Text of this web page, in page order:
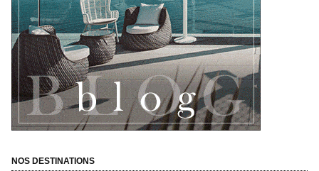
NOS DESTINATIONS